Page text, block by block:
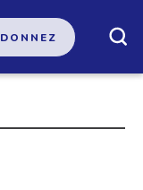
DONNEZ